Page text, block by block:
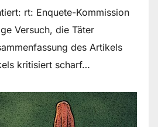
rt: Enquete-Kommission
Versuch, die Täter
des Artikels
kritisiert scharf…